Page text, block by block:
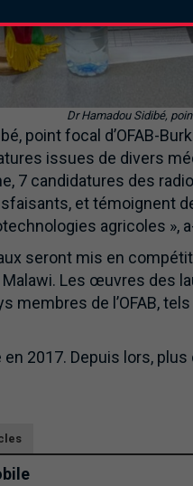
Dr Hamadou Sidibé,
point focal d’OFAB-
issues de divers
7 candidatures des
et témoignent
agricoles »,
seront mis en
Les œuvres des
membres de l’OFAB,
en 2017. Depuis lors,